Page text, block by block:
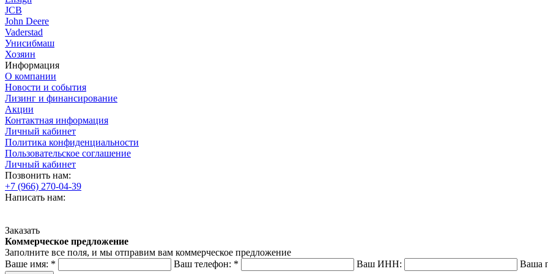
JCB
John Deere
Vaderstad
Унисибмаш
Хозяин
Информация
О компании
Новости и события
Лизинг и финансирование
Акции
Контактная информация
Личный кабинет
Политика конфиденциальности
Пользовательское соглашение
Личный кабинет
Позвонить нам:
+7 (966) 270-04-39
Написать нам:
Заказать
Коммерческое предложение
Заполните все поля, и мы отправим вам коммерческое предложение
Ваше имя: * Ваш телефон: * Ваш ИНН: Ваша